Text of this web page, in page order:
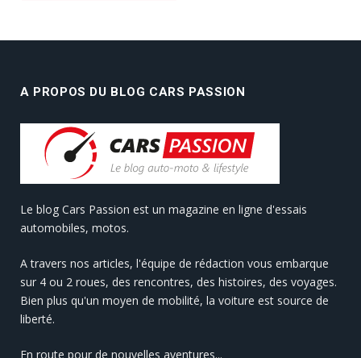
A PROPOS DU BLOG CARS PASSION
Le blog Cars Passion est un magazine en ligne d'essais
automobiles, motos.
A travers nos articles, l'équipe de rédaction vous embarque
sur 4 ou 2 roues, des rencontres, des histoires, des voyages.
Bien plus qu'un moyen de mobilité, la voiture est source de
liberté.
En route pour de nouvelles aventures...